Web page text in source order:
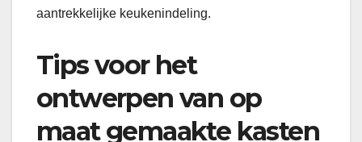
aantrekkelijke keukenindeling.
Tips voor het
ontwerpen van op
maat gemaakte kasten